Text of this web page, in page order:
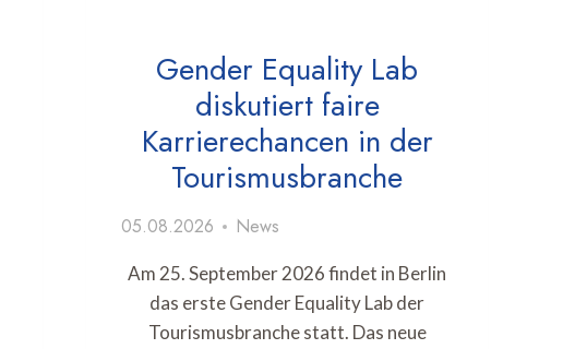
Gender Equality Lab
diskutiert faire
Karrierechancen in der
Tourismusbranche
05.08.2026 News
Am 25. September 2026 findet in Berlin
das erste Gender Equality Lab der
Tourismusbranche statt. Das neue